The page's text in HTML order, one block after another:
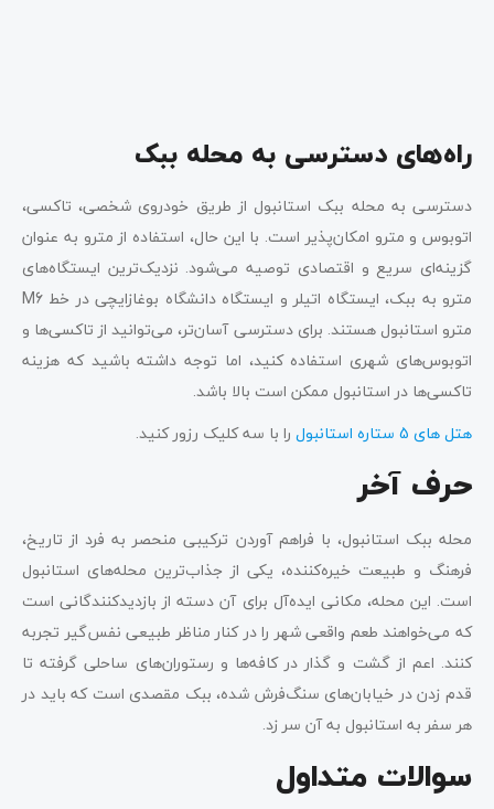
راه‌های دسترسی به محله ببک
دسترسی به محله ببک استانبول از طریق خودروی شخصی، تاکسی،
اتوبوس و مترو امکان‌پذیر است. با این حال، استفاده از مترو به عنوان
گزینه‌ای سریع و اقتصادی توصیه می‌شود. نزدیک‌ترین ایستگاه‌های
مترو به ببک، ایستگاه اتیلر و ایستگاه دانشگاه بوغازایچی در خط M6
مترو استانبول هستند. برای دسترسی آسان‌تر، می‌توانید از تاکسی‌ها و
اتوبوس‌های شهری استفاده کنید، اما توجه داشته باشید که هزینه
تاکسی‌ها در استانبول ممکن است بالا باشد.
هتل های 5 ستاره استانبول
را با سه کلیک رزور کنید.
حرف آخر
محله ببک استانبول، با فراهم آوردن ترکیبی منحصر به فرد از تاریخ،
فرهنگ و طبیعت خیره‌کننده، یکی از جذاب‌ترین محله‌های استانبول
است. این محله، مکانی ایده‌آل برای آن دسته از بازدیدکنندگانی است
که می‌خواهند طعم واقعی شهر را در کنار مناظر طبیعی نفس‌گیر تجربه
کنند. اعم از گشت و گذار در کافه‌ها و رستوران‌های ساحلی گرفته تا
قدم زدن در خیابان‌های سنگ‌فرش شده، ببک مقصدی است که باید در
هر سفر به استانبول به آن سر زد.
سوالات متداول